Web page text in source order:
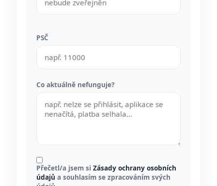
PSČ
Co aktuálně nefunguje?
Přečetl/a jsem si Zásady ochrany osobních
údajů a souhlasím se zpracováním svých